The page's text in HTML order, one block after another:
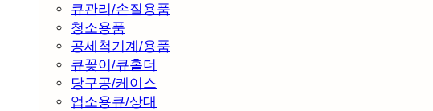
큐관리/손질용품
청소용품
공세척기계/용품
큐꽂이/큐홀더
당구공/케이스
업소용큐/상대